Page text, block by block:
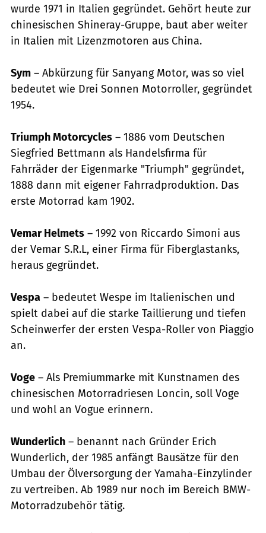
wurde 1971 in Italien gegründet. Gehört heute zur
chinesischen Shineray-Gruppe, baut aber weiter
in Italien mit Lizenzmotoren aus China.
Sym – Abkürzung für Sanyang Motor, was so viel
bedeutet wie Drei Sonnen Motorroller, gegründet
1954.
Triumph Motorcycles – 1886 vom Deutschen
Siegfried Bettmann als Handelsfirma für
Fahrräder der Eigenmarke "Triumph" gegründet,
1888 dann mit eigener Fahrradproduktion. Das
erste Motorrad kam 1902.
Vemar Helmets – 1992 von Riccardo Simoni aus
der Vemar S.R.L, einer Firma für Fiberglastanks,
heraus gegründet.
Vespa – bedeutet Wespe im Italienischen und
spielt dabei auf die starke Taillierung und tiefen
Scheinwerfer der ersten Vespa-Roller von Piaggio
an.
Voge – Als Premiummarke mit Kunstnamen des
chinesischen Motorradriesen Loncin, soll Voge
und wohl an Vogue erinnern.
Wunderlich – benannt nach Gründer Erich
Wunderlich, der 1985 anfängt Bausätze für den
Umbau der Ölversorgung der Yamaha-Einzylinder
zu vertreiben. Ab 1989 nur noch im Bereich BMW-
Motorradzubehör tätig.